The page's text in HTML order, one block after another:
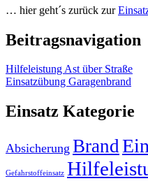
… hier geht´s zurück zur
Beitragsnavigation
Hilfeleistung Ast über Straße
Einsatzübung Garagenbrand
Einsatz Kategorie
Absicherung Brand
Gefahrstoffeinsatz